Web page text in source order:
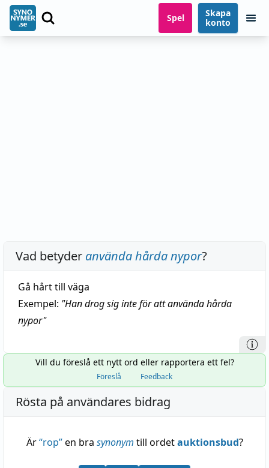
Spel
Skapa
konto
Vad betyder använda hårda nypor?
Gå hårt till väga
Exempel: "Han drog sig inte för att använda hårda
nypor"
Vill du föreslå ett nytt ord eller rapportera ett fel?
Föreslå Feedback
Rösta på användares bidrag
Är“rop”en bra synonym till ordetauktionsbud?